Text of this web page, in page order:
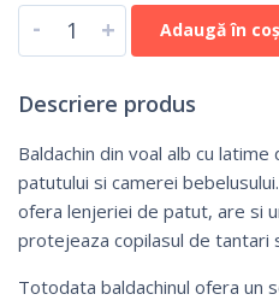
- + Adaugă în coș
Descriere produs
Baldachin din voal alb cu
patutului si camerei
ofera lenjeriei de patut, are si
protejeaza copilasul de tantari
Totodata baldachinul ofera un